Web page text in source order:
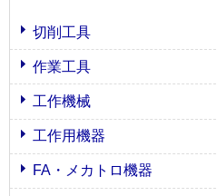
切削工具
作業工具
工作機械
工作用機器
FA・メカトロ機器